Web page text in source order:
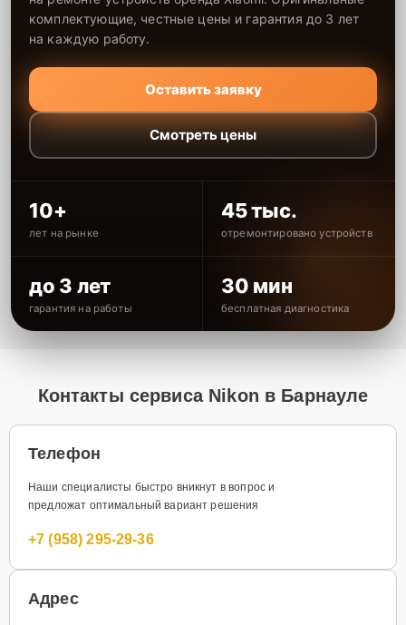
комплектующие, честные цены и гарантия до 3 лет
на каждую работу.
Оставить заявку
Смотреть цены
10+
лет на рынке
45 тыс.
отремонтировано устройств
до 3 лет
гарантия на работы
30 мин
бесплатная диагностика
Контакты сервиса Nikon в Барнауле
Телефон
Наши специалисты быстро вникнут в вопрос и
предложат оптимальный вариант решения
+7 (958) 295-29-36
Адрес